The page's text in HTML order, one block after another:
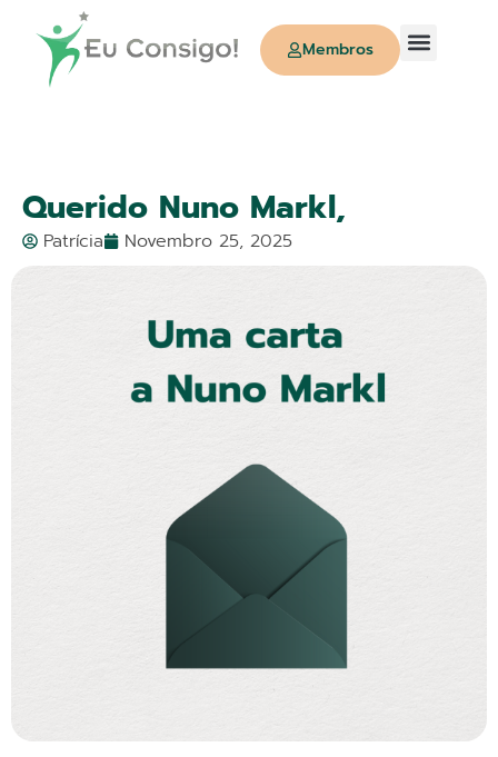
Membros
Querido Nuno Markl,
Patrícia Novembro 25, 2025